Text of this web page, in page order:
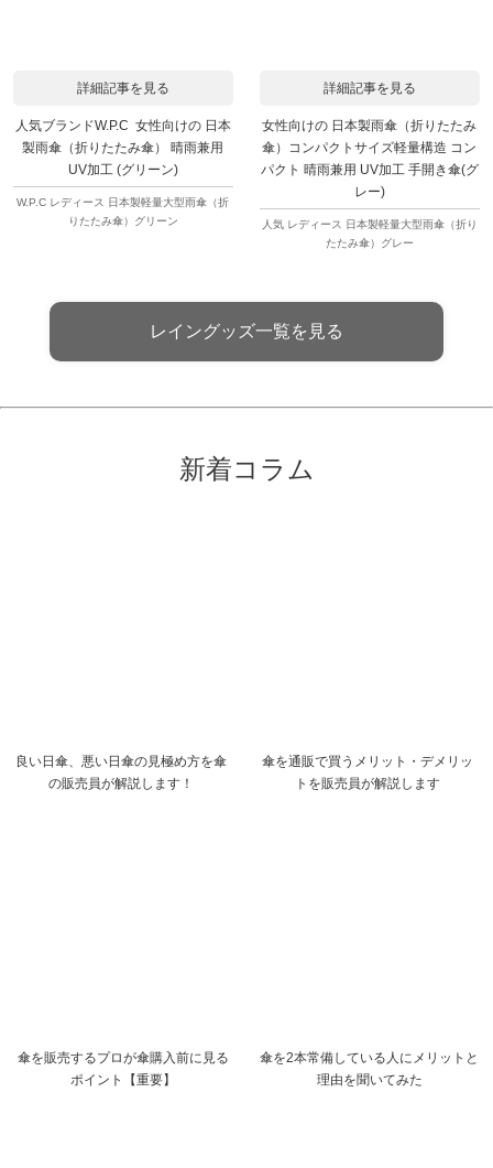
詳細記事を見る
人気ブランドW.P.C 女性向けの 日本
製雨傘（折りたたみ傘） 晴雨兼用
UV加工 (グリーン)
W.P.C レディース 日本製軽量大型雨傘（折
りたたみ傘）グリーン
詳細記事を見る
女性向けの 日本製雨傘（折りたたみ
傘）コンパクトサイズ軽量構造 コン
パクト 晴雨兼用 UV加工 手開き傘(グ
レー)
人気 レディース 日本製軽量大型雨傘（折り
たたみ傘）グレー
レイングッズ一覧を見る
新着コラム
良い日傘、悪い日傘の見極め方を傘
の販売員が解説します！
傘を通販で買うメリット・デメリッ
トを販売員が解説します
傘を販売するプロが傘購入前に見る
ポイント【重要】
傘を2本常備している人にメリットと
理由を聞いてみた